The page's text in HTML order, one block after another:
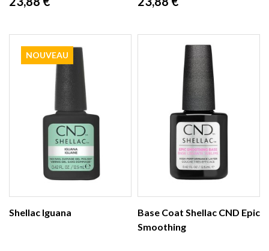
Shellac Iguana
NOUVEAU
Base Coat Shellac CND Epic
Smoothing